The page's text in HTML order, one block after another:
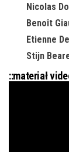
Nicolas
Benoît
Etienne
Stijn
::materiał